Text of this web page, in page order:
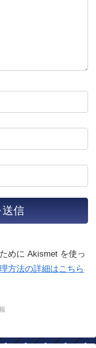
めに Akismet を使っ
方法の詳細はこちら